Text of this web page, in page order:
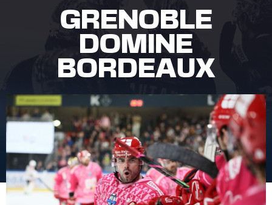
GRENOBLE
DOMINE
BORDEAUX